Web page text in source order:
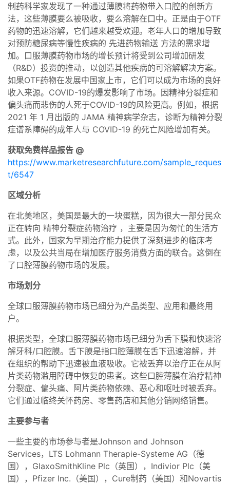
制药科学家发现了一种通过薄膜将药物带入口腔的创新方
法，这些薄膜要么被吸收，要么溶解在口中。正是由于OTF
药物的迅速溶解，它们越来越受欢迎。老年人口的增加导致
对预防糖尿病等慢性疾病的 先进药物输送 方法的需求增
加。口服薄膜药物市场的增长预计将受到公司增加研发
（R&D）投资的推动，以创造其他疾病的可溶解解决方案。
如果OTF药物在发展中国家上市，它们可以成为市场的良好
收入来源。COVID-19的爆发影响了市场。因精神分裂症和
偏头痛而悲伤的人死于COVID-19的风险更高。例如，根据
2021 年 1 月出版的 JAMA 精神病学杂志，诊断为精神分裂
症谱系障碍的成年人与 COVID-19 的死亡风险增加有关。
获取免费样品报告 @
https://www.marketresearchfuture.com/sample_reques
t/6547
区域分析
在北美地区，美国是最大的一块蛋糕，因为很大一部分民众
正在转向 精神分裂症药物治疗 ，主要是因为匆忙的生活方
式。此外，国家为早期治疗能力提供了深刻进步的临床考
虑，以及公共当局在增加医疗服务消费方面的联合。这倒在
了口腔薄膜药物市场的发展。
市场划分
全球口服薄膜药物市场已细分为产品类型、应用和最终用
户。
根据类型，全球口服薄膜药物市场已细分为舌下膜和快速溶
解牙科/口腔膜。舌下膜是指口腔薄膜在舌下迅速溶解，并
在组织的帮助下迅速被血液吸收。它被丢弃以治疗正在从阿
片类药物滥用障碍中恢复的患者。这些口腔薄膜在治疗精神
分裂症、偏头痛、阿片类药物依赖、恶心和呕吐时被丢弃。
它们通过临终关怀药房、零售药店和其他分销网络销售。
主要参与者
一些主要的市场参与者是Johnson and Johnson
Services，LTS Lohmann Therapie-Systeme AG（德
国），GlaxoSmithKline Plc（英国），Indivior Plc（美
国），Pfizer Inc.（美国），Cure制药（美国）和Novartis